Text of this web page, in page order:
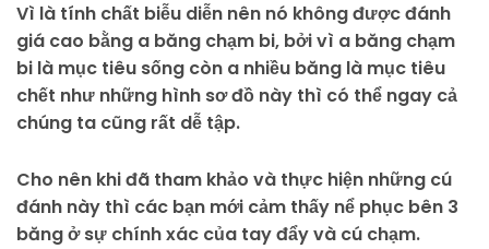
Vì là tính chất biễu diễn nên nó không được đánh
giá cao bằng a băng chạm bi, bởi vì a băng chạm
bi là mục tiêu sống còn a nhiều băng là mục tiêu
chết như những hình sơ đồ này thì có thể ngay cả
chúng ta cũng rất dễ tập.
Cho nên khi đã tham khảo và thực hiện những cú
đánh này thì các bạn mới cảm thấy nể phục bên 3
băng ở sự chính xác của tay đẩy và cú chạm.